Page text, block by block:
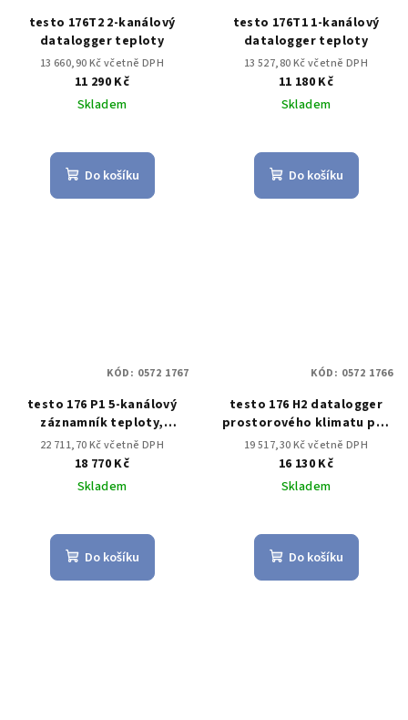
testo 176T2 2-kanálový
datalogger teploty
13 660,90 Kč včetně DPH
11 290 Kč
Skladem
Do košíku
testo 176T1 1-kanálový
datalogger teploty
13 527,80 Kč včetně DPH
11 180 Kč
Skladem
Do košíku
testo 176 P1 5-kanálový
záznamník teploty,
vlhkosti a absolutního
tlaku
22 711,70 Kč včetně DPH
18 770 Kč
Skladem
Do košíku
KÓD: 0572 1767
testo 176 H2 datalogger
prostorového klimatu pro
vlhkost a teplotu vzduchu
19 517,30 Kč včetně DPH
16 130 Kč
Skladem
Do košíku
KÓD: 0572 1766